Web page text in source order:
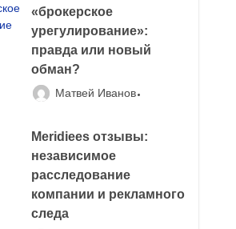
«брокерское
урегулирование»:
правда или новый
обман?
Матвей Иванов
Meridiees отзывы:
независимое
расследование
компании и рекламного
следа